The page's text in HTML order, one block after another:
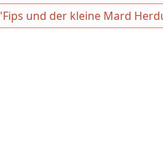
'Fips und der kleine Mard